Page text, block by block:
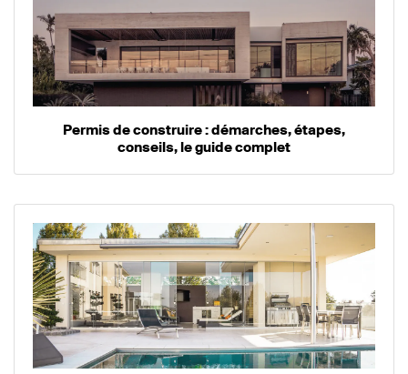
Permis de construire : démarches, étapes,
conseils, le guide complet